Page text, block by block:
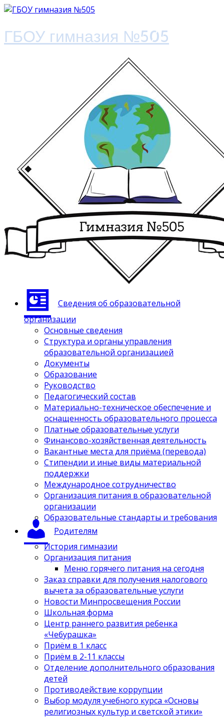
ГБОУ гимназия №505
Сведения об образовательной
организации
Основные сведения
Структура и органы управления
образовательной организацией
Документы
Образование
Руководство
Педагогический состав
Материально-техническое обеспечение и
оснащенность образовательного процесса
Платные образовательные услуги
Финансово-хозяйственная деятельность
Вакантные места для приёма (перевода)
Стипендии и иные виды материальной
поддержки
Международное сотрудничество
Организация питания в образовательной
организации
Образовательные стандарты и требования
Родителям
История гимназии
Организация питания
Меню горячего питания на сегодня
Заказ справки для получения налогового
вычета за образовательные услуги
Новости Минпросвещения России
Школьная форма
Центр раннего развития ребенка
«Чебурашка»
Приём в 1 класс
Приём в 2-11 классы
Отделение дополнительного образования
детей
Противодействие коррупции
Выбор модуля учебного курса «Основы
религиозных культур и светской этики»